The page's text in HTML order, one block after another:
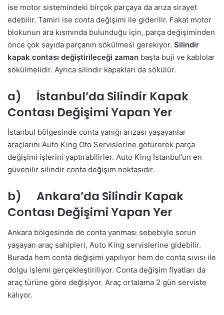
ise motor sistemindeki birçok parçaya da arıza sirayet
edebilir. Tamiri ise conta değişimi ile giderilir. Fakat motor
blokunun ara kısmında bulunduğu için, parça değişiminden
önce çok sayıda parçanın sökülmesi gerekiyor. Silindir
kapak contası değiştirileceği zaman başta buji ve kablolar
sökülmelidir. Ayrıca silindir kapakları da sökülür.
a) İstanbul’da Silindir Kapak
Contası Değişimi Yapan Yer
İstanbul bölgesinde conta yanığı arızası yaşayanlar
araçlarını Auto King Oto Servislerine götürerek parça
değişimi işlerini yaptırabilirler. Auto King İstanbul’un en
güvenilir silindir conta değişim noktasıdır.
b) Ankara’da Silindir Kapak
Contası Değişimi Yapan Yer
Ankara bölgesinde de conta yanması sebebiyle sorun
yaşayan araç sahipleri, Auto King servislerine gidebilir.
Burada hem conta değişimi yapılıyor hem de conta sıvısı ile
dolgu işlemi gerçekleştiriliyor. Conta değişim fiyatları da
araç türüne göre değişiyor. Araç ortalama 2 gün serviste
kalıyor.